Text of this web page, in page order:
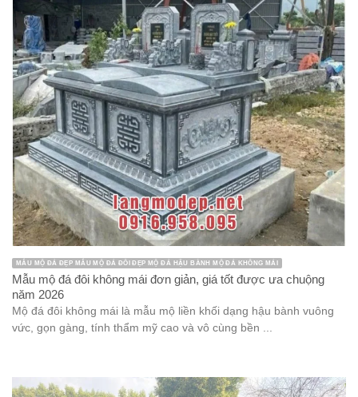
MẪU MỘ ĐÁ ĐẸP MẪU MỘ ĐÁ ĐÔI ĐẸP MỘ ĐÁ HẬU BÀNH MỘ ĐÁ KHÔNG MÁI
Mẫu mộ đá đôi không mái đơn giản, giá tốt được ưa chuộng
năm 2026
Mộ đá đôi không mái là mẫu mộ liền khối dạng hậu bành vuông
vức, gọn gàng, tính thẩm mỹ cao và vô cùng bền ...